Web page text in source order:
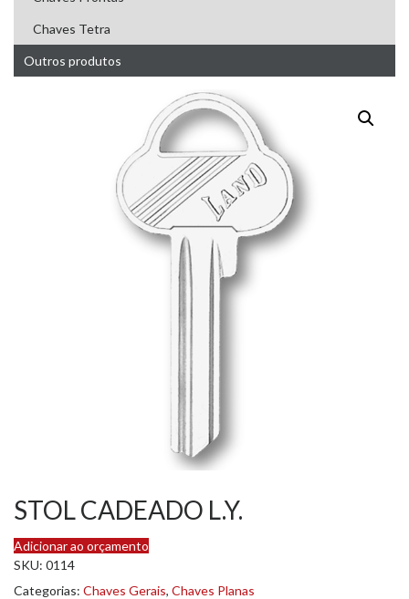
Chaves Tetra
Outros produtos
STOL CADEADO L.Y.
Adicionar ao orçamento
SKU: 0114
Categorias: Chaves Gerais, Chaves Planas